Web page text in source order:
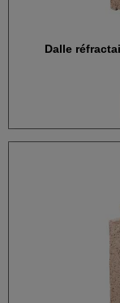
Dalle